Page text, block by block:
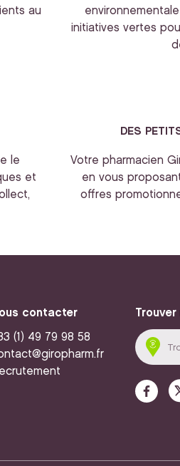
au
initiatives vertes
le
et
DES
Votre pharmacien
en vous
offres
contacter
(1) 49 79 98 58